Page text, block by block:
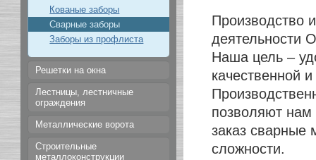
Кованые заборы
Сварные заборы
Заборы из профлиста
Решетки на окна
Лестницы, лестничные
ограждения
Металлические ворота
Строительные
металлоконструкции
Производство
деятельности
Наша цель –
качественной
позволяют нам
заказ сварные
сложности.